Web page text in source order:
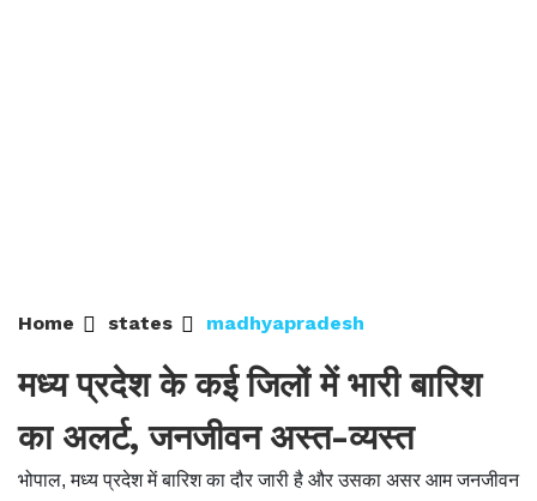
Home states madhyapradesh
मध्य प्रदेश के कई जिलों में भारी बारिश
का अलर्ट, जनजीवन अस्त-व्यस्त
भोपाल, मध्य प्रदेश में बारिश का दौर जारी है और उसका असर आम जनजीवन